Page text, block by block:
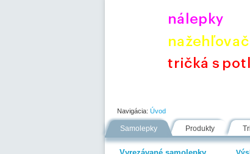
Navigácia: Úvod
Samolepky Produkty